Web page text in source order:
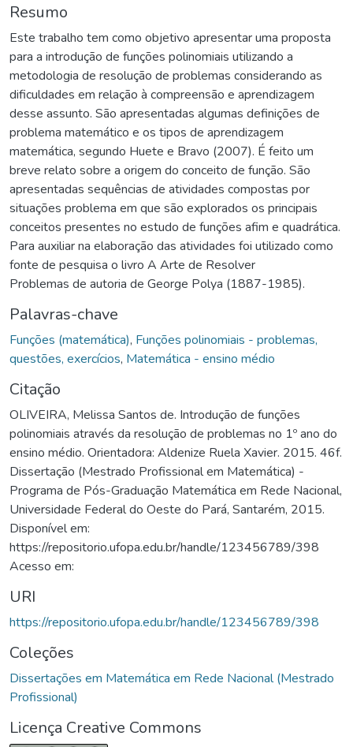
Resumo
Este trabalho tem como objetivo apresentar uma proposta
para a introdução de funções polinomiais utilizando a
metodologia de resolução de problemas considerando as
dificuldades em relação à compreensão e aprendizagem
desse assunto. São apresentadas algumas definições de
problema matemático e os tipos de aprendizagem
matemática, segundo Huete e Bravo (2007). É feito um
breve relato sobre a origem do conceito de função. São
apresentadas sequências de atividades compostas por
situações problema em que são explorados os principais
conceitos presentes no estudo de funções afim e quadrática.
Para auxiliar na elaboração das atividades foi utilizado como
fonte de pesquisa o livro A Arte de Resolver
Problemas de autoria de George Polya (1887-1985).
Palavras-chave
Funções (matemática), Funções polinomiais - problemas,
questões, exercícios, Matemática - ensino médio
Citação
OLIVEIRA, Melissa Santos de. Introdução de funções
polinomiais através da resolução de problemas no 1º ano do
ensino médio. Orientadora: Aldenize Ruela Xavier. 2015. 46f.
Dissertação (Mestrado Profissional em Matemática) -
Programa de Pós-Graduação Matemática em Rede Nacional,
Universidade Federal do Oeste do Pará, Santarém, 2015.
Disponível em:
https://repositorio.ufopa.edu.br/handle/123456789/398
Acesso em:
URI
https://repositorio.ufopa.edu.br/handle/123456789/398
Coleções
Dissertações em Matemática em Rede Nacional (Mestrado
Profissional)
Licença Creative Commons